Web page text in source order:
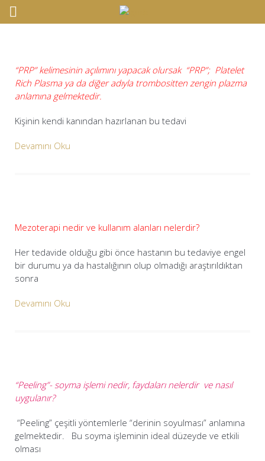
“PRP” kelimesinin açılımını yapacak olursak “PRP”; Platelet
Rich Plasma ya da diğer adıyla trombositten zengin plazma
anlamına gelmektedir.
Kişinin kendi kanından hazırlanan bu tedavi
Devamını Oku
Mezoterapi nedir ve kullanım alanları nelerdir?
Her tedavide olduğu gibi önce hastanın bu tedaviye engel
bir durumu ya da hastalığının olup olmadığı araştırıldıktan
sonra
Devamını Oku
“Peeling”- soyma işlemi nedir, faydaları nelerdir ve nasıl
uygulanır?
“Peeling” çeşitli yöntemlerle “derinin soyulması” anlamına
gelmektedir. Bu soyma işleminin ideal düzeyde ve etkili
olması